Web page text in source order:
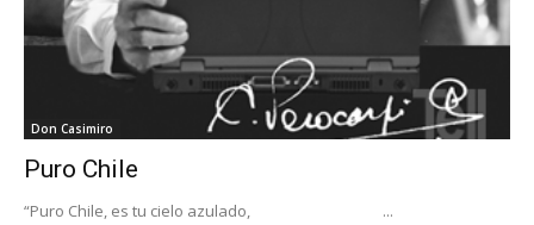
Don Casimiro
Puro Chile
“Puro Chile, es tu cielo azulado, ...